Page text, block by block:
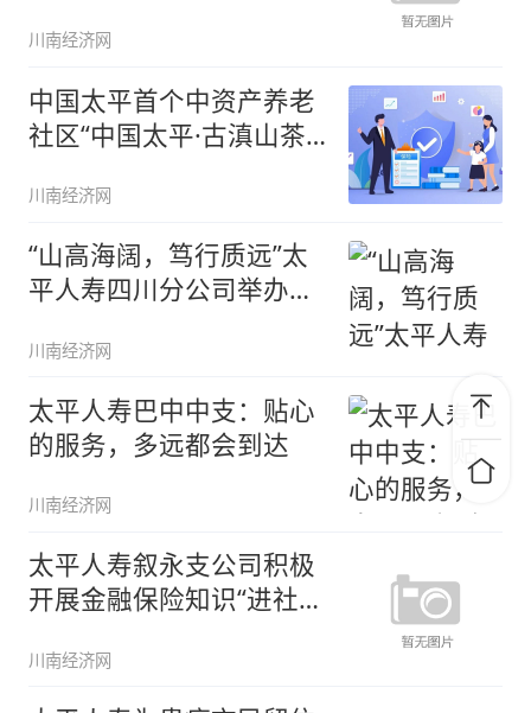
川南经济网
中国太平首个中资产养老
社区“中国太平·古滇山茶
川南经济网
“山高海阔，笃行质远”太
平人寿四川分公司举办
川南经济网
太平人寿巴中中支：贴心
的服务，多远都会到达
川南经济网
太平人寿叙永支公司积极
开展金融保险知识“进社
川南经济网